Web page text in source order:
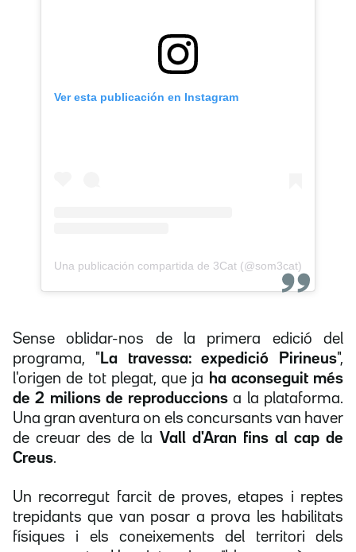
Ver esta publicación en Instagram
Una publicación compartida de 3Cat (@som3cat)
Sense oblidar-nos de la primera edició del
programa, " La travessa: expedició Pirineus",
l'origen de tot plegat, que ja
ha aconseguit més
de 2 milions de reproduccions a la plataforma.
Una gran aventura on els concursants van haver
de creuar des de la Vall d'Aran fins al cap de
Creus.
Un recorregut farcit de proves, etapes i reptes
trepidants que van posar a prova les habilitats
físiques i els coneixements del territori dels